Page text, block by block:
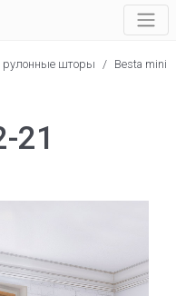
рулонные шторы / Besta mini
21